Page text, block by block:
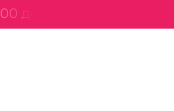
денари